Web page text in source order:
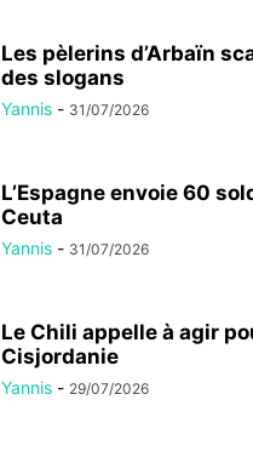
Les pèlerins d’Arbaïn
des slogans
Yannis - 31/07/2026
L’Espagne envoie 60
Ceuta
Yannis - 31/07/2026
Le Chili appelle à agir
Cisjordanie
Yannis - 29/07/2026